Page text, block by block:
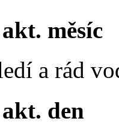
měsíc
a rád
den